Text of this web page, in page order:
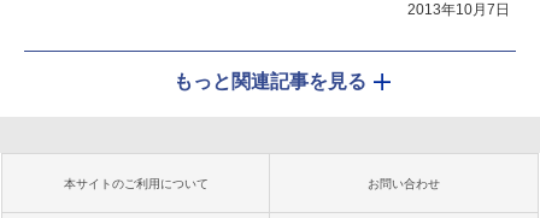
2013年10月7日
もっと関連記事を見る
本サイトのご利用について お問い合わせ